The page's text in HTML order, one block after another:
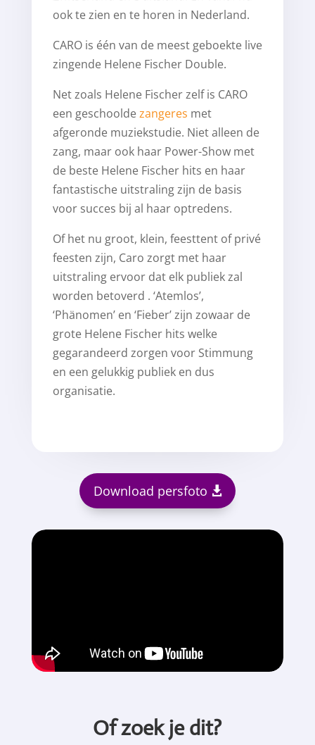
ook te zien en te horen in Nederland.
CARO is één van de meest geboekte live
zingende Helene Fischer Double.
Net zoals Helene Fischer zelf is CARO
een geschooldezangeres met
afgeronde muziekstudie. Niet alleen de
zang, maar ook haar Power-Show met
de beste Helene Fischer hits en haar
fantastische uitstraling zijn de basis
voor succes bij al haar optredens.
Of het nu groot, klein, feesttent of privé
feesten zijn, Caro zorgt met haar
uitstraling ervoor dat elk publiek zal
worden betoverd . ‘Atemlos’,
‘Phänomen’ en ‘Fieber’ zijn zowaar de
grote Helene Fischer hits welke
gegarandeerd zorgen voor Stimmung
en een gelukkig publiek en dus
organisatie.
Download persfoto
Of zoek je dit?